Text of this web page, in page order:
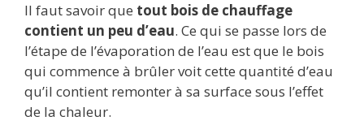
Il faut savoir que tout bois de chauffage
contient un peu d’eau. Ce qui se passe lors de
l’étape de l’évaporation de l’eau est que le bois
qui commence à brûler voit cette quantité d’eau
qu’il contient remonter à sa surface sous l’effet
de la chaleur.